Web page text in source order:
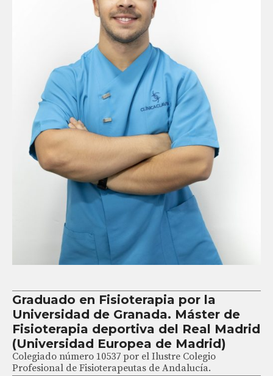
Graduado en Fisioterapia por la
Universidad de Granada. Máster de
Fisioterapia deportiva del Real Madrid
(Universidad Europea de Madrid)
Colegiado número 10537 por el Ilustre Colegio
Profesional de Fisioterapeutas de Andalucía.